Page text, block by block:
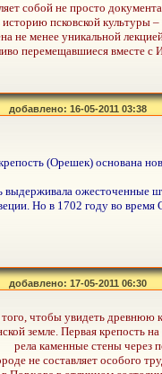
собой не просто
псковской культуры –
не менее уникальной
перемещавшиеся вместе с
добавлено: 16-05-2011 03:38
(Орешек) основана
выдерживала ожесточенные
Но в 1702 году во время
добавлено: 17-05-2011 06:30
чтобы увидеть древнюю
земле. Первая крепость
рела каменные стены через
не составляет особого